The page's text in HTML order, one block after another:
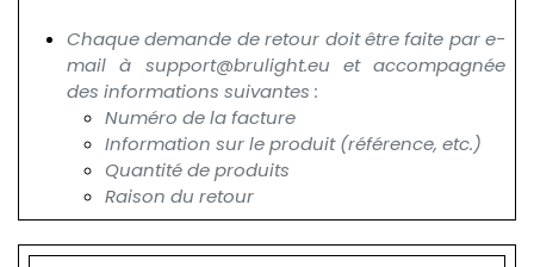
Chaque demande de retour doit être faite par e-
mail à support@brulight.eu et accompagnée
des informations suivantes :
Numéro de la facture​
Information sur le produit (référence, etc.)​
Quantité de produits
Raison du retour​